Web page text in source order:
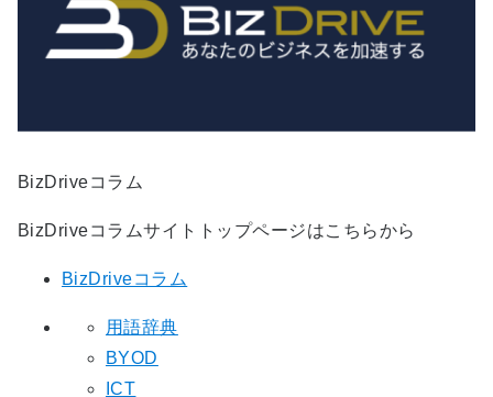
BizDriveコラム
BizDriveコラムサイトトップページはこちらから
BizDriveコラム
用語辞典
BYOD
ICT